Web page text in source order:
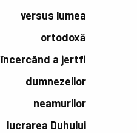
versus lumea
ortodoxă
încercând a jertfi
dumnezeilor
neamurilor
lucrarea Duhului